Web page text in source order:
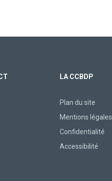
LA CCBDP
Plan du site
Mentions légales
Confidentialité
Accessibilité